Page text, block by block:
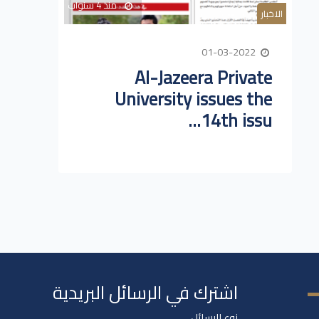
الاخبار منذ 4 سنوات
Al-Jazeera Private
University issues the
14th issu...
اشترك في الرسائل البريدية